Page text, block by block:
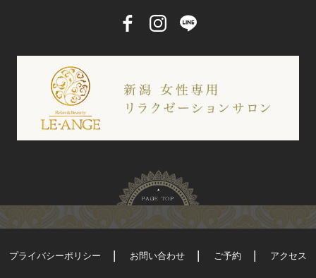
プライバシーポリシー お問い合わせ ご予約 アクセス